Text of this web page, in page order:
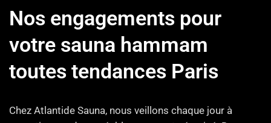
Nos engagements pour
votre sauna hammam
toutes tendances Paris
Chez Atlantide Sauna, nous veillons chaque jour à